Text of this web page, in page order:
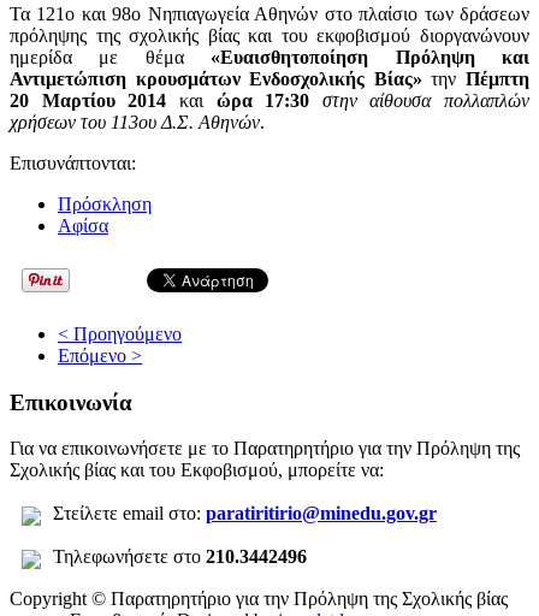
Τα 121ο και 98ο Νηπιαγωγεία Αθηνών στο πλαίσιο των δράσεων
πρόληψης της σχολικής βίας και του εκφοβισμού διοργανώνουν
ημερίδα με θέμα «Ευαισθητοποίηση Πρόληψη και
Αντιμετώπιση κρουσμάτων Ενδοσχολικής Βίας» τηνΠέμπτη
20 Μαρτίου 2014 και ώρα 17:30
στην αίθουσα πολλαπλών
χρήσεων του 113ου Δ.Σ. Αθηνών.
Επισυνάπτονται:
Πρόσκληση
Αφίσα
< Προηγούμενο
Επόμενο >
Επικοινωνία
Για να επικοινωνήσετε με το Παρατηρητήριο για την Πρόληψη της
Σχολικής βίας και του Εκφοβισμού, μπορείτε να:
Στείλετε email στο: paratiritirio@minedu.gov.gr
Τηλεφωνήσετε στο 210.3442496
Copyright © Παρατηρητήριο για την Πρόληψη της Σχολικής βίας